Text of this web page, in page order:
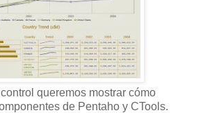
queremos mostrar cómo
de Pentaho y CTools.